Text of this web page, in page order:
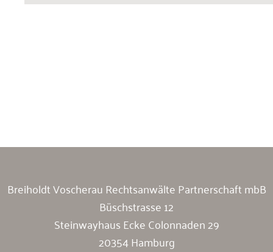
Breiholdt Voscherau Rechtsanwälte Partnerschaft mbB
Büschstrasse 12
Steinwayhaus Ecke Colonnaden 29
20354 Hamburg